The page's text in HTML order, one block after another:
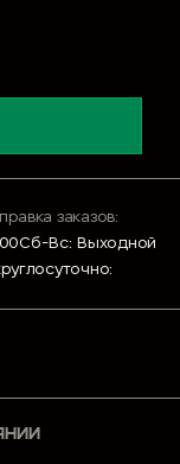
заказов:
Сб-Вс: Выходной